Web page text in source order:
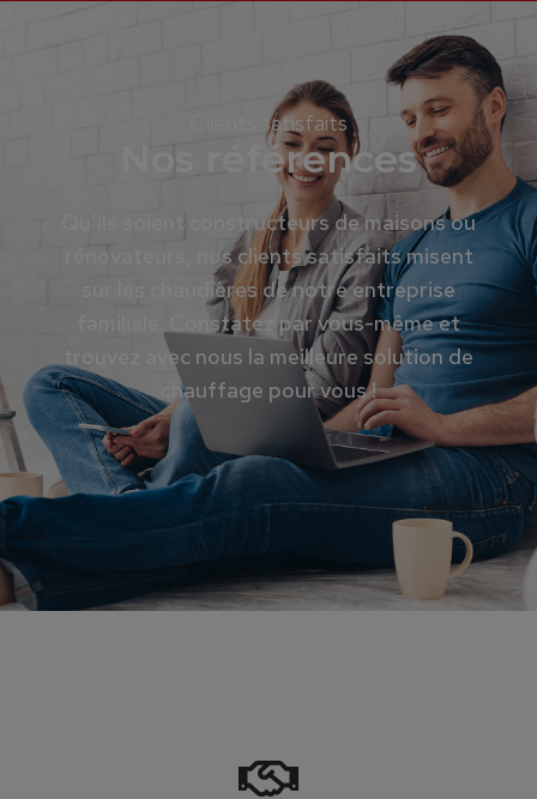
Clients satisfaits
Nos références
Qu’ils soient constructeurs de maisons ou
rénovateurs, nos clients satisfaits misent
sur les chaudières de notre entreprise
familiale. Constatez par vous-même et
trouvez avec nous la meilleure solution de
chauffage pour vous !